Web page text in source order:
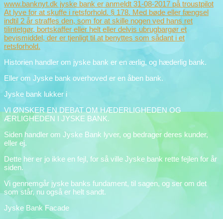
Historien handler om jyske bank er en ærlig, og hæderlig bank.
Eller om Jyske bank overhoved er en åben bank.
Jyske bank lukker i
VI ØNSKER EN DEBAT OM HÆDERLIGHEDEN OG
ÆRLIGHEDEN I JYSKE BANK.
Siden handler om Jyske Bank lyver, og bedrager deres kunder,
eller ej.
Dette her er jo ikke en fejl, for så ville Jyske bank rette fejlen for år
siden.
Vi gennemgår jyske banks fundament, til sagen, og ser om det
som står, nu også er helt sandt.
Jyske Bank Facade